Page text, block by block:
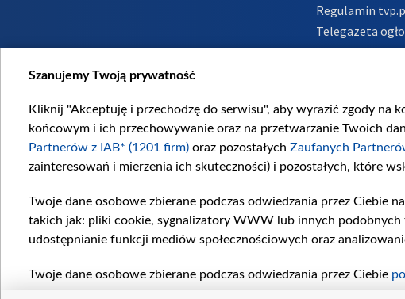
Regulamin
Telegazeta
Informacje o
Szanujemy Twoją prywatność
Kliknij "Akceptuję i przechodzę do serwisu", aby wyrazić zgody na
końcowym i ich przechowywanie oraz na przetwarzanie Twoich
Partnerów z IAB* (1201 firm) oraz pozostałych Zaufanych
zainteresowań i mierzenia ich skuteczności) i pozostałych, które
Twoje dane osobowe zbierane podczas odwiedzania przez Ciebie
takich jak: pliki cookie, sygnalizatory WWW lub innych podobnych
udostępnianie funkcji mediów społecznościowych oraz
Twoje dane osobowe zbierane podczas odwiedzania przez Ciebie
identyfikatory plików cookie, informacje o Twoich